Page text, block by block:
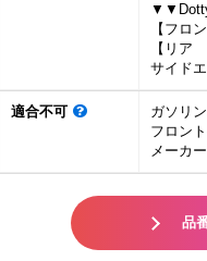
【フロ
【リア
サイド
適合不可
ガソリ
フロン
メーカ
品